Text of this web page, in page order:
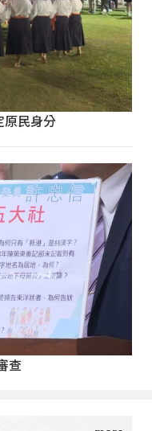
原民身分
查